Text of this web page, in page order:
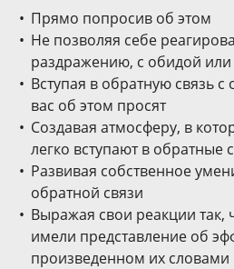
Прямо попросив об этом
Не позволяя себе
раздражению, с обидой или
Вступая в обратную связь
вас об этом просят
Создавая атмосферу, в
легко вступают в обратные
Развивая собственное
обратной связи
Выражая свои реакции
имели представление об
произведенном их словами